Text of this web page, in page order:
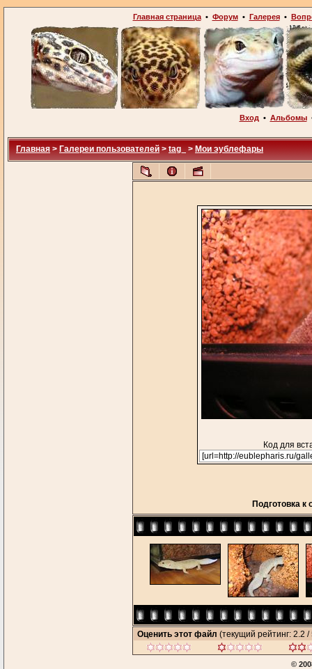
Главная страница• Форум• Галерея•
Вход • Альбомы
Главная > Галереи пользователей > tag_ > Мои эублефары
Код для
Подготовка к
Оценить этот файл (текущий рейтинг: 2.2 /
©